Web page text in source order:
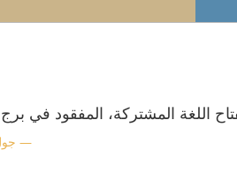
اللغة المشتركة، المفقود في برج